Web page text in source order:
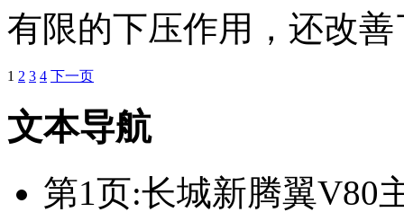
有限的下压作用，还改
1 2 3 4 下一页
文本导航
第1页:长城新腾翼